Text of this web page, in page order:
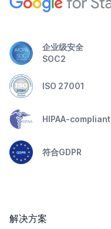
企业级安全
SOC2
ISO 27001
HIPAA-compliant
符合GDPR
解决方案